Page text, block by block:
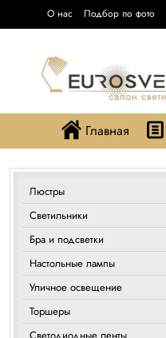
О нас Подбор по фото
Главная
Люстры
Светильники
Бра и подсветки
Настольные лампы
Уличное освещение
Торшеры